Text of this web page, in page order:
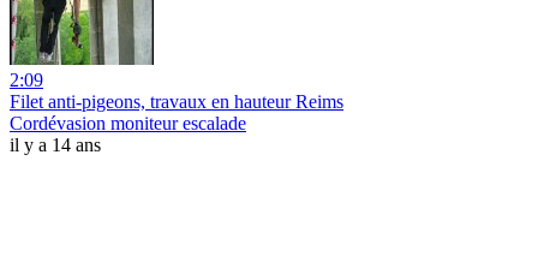
2:09
Filet anti-pigeons, travaux en hauteur Reims
Cordévasion moniteur escalade
il y a 14 ans